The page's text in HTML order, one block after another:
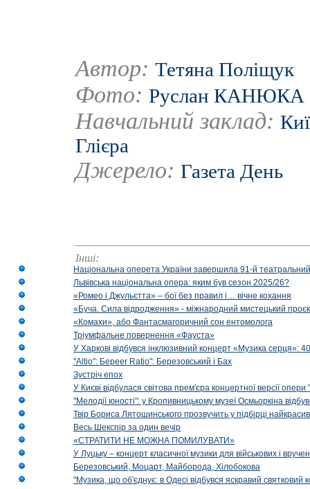
Автор: Тетяна Поліщук
Фото: Руслан КАНЮКА
Навчальний заклад:
Глієра
Джерело: Газета День
Інші:
Національна оперета України завершила 91-й
Львівська національна опера: яким був сезон 2025/26?
«Ромео і Джульєтта» – бої без правил і… вічне кохання
«Буча. Сила відродження» - міжнародний мистецький
«Комахи», або Фантасмагоричний сон ентомолога
Тріумфальне повернення «Фауста»
У Харкові відбувся інклюзивний концерт «Музика серця»:
"Altio": Береer Ratio": Березовський і Бах
Зустріч епох
У Києві відбулася світова прем'єра концертної версії
"Мелодії юності": у Кропивницькому музеї Осмьоркіна
Твір Бориса Лятошинського прозвучить у підбірці
Весь Шекспір за один вечір
«СТРАТИТИ НЕ МОЖНА ПОМИЛУВАТИ»
У Луцьку – концерт класичної музики для військових і
Березовський, Моцарт, Майборода, Хілобокова
"Музика, що об'єднує: в Одесі відбувся яскравий